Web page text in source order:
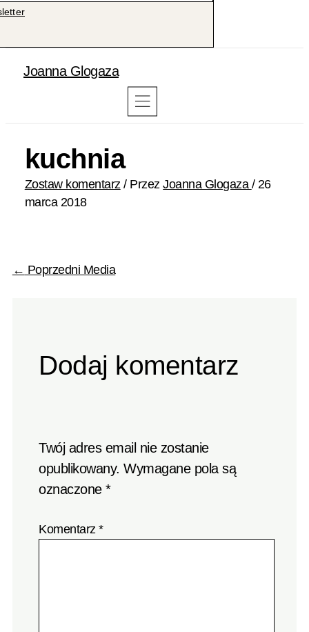
Joanna Glogaza
kuchnia
Zostaw komentarz / PrzezJoanna Glogaza / 26
marca 2018
← Poprzedni Media
Dodaj komentarz
Twój adres email nie zostanie
opublikowany. Wymagane pola są
oznaczone*
Komentarz*